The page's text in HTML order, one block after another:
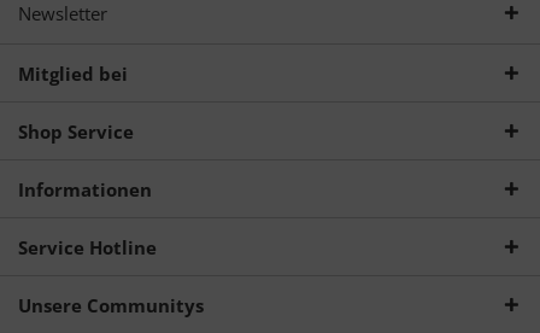
Newsletter
Mitglied bei
Shop Service
Informationen
Service Hotline
Unsere Communitys